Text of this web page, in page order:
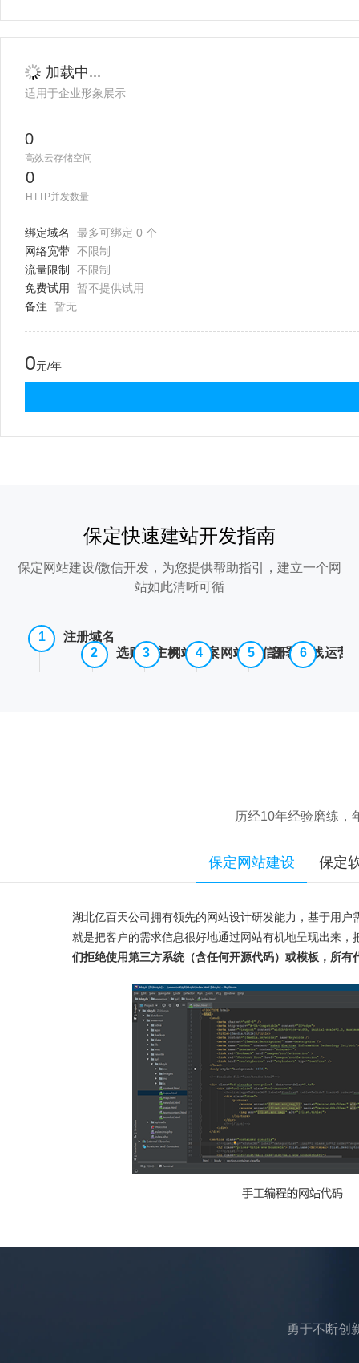
加载中...
适用于企业形象展示
0
高效云存储空间
0
HTTP并发数量
绑定域名
最多可绑定 0 个
网络宽带 不限制
流量限制
不限制
免费试用
暂不提供试用
备注
暂无
0元/年
保定快速建站开发指南
保定网站建设/微信开发，为您提供帮助指引，建立一个网
站如此清晰可循
注册域名
选购云主机网站备案 网站/微信开发
部署上线运营
历经10年经验磨练，
保定网站建设 保定
湖北亿百天公司拥有领先的网站设计研发能力，基于用
就是把客户的需求信息很好地通过网站有机地呈现出来
们拒绝使用第三方系统（含任何开源代码）或模板，所
勇于不断创